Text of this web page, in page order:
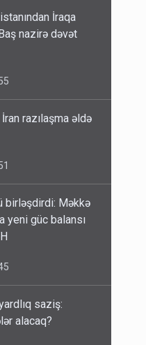
İraqa
nazirə dəvət
razılaşma əldə
birləşdirdi: Məkkə
yeni güc balansı
saziş:
alacaq?